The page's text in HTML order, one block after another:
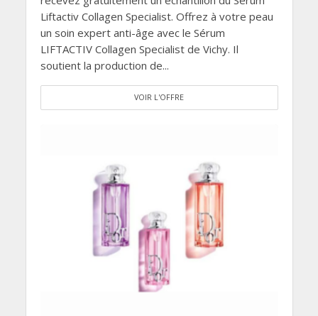
Liftactiv Collagen Specialist. Offrez à votre peau
un soin expert anti-âge avec le Sérum
LIFTACTIV Collagen Specialist de Vichy. Il
soutient la production de...
VOIR L'OFFRE